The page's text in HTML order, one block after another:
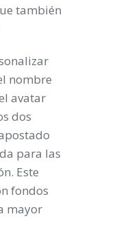
también
nombre
avatar
dos
para las
Este
fondos
mayor